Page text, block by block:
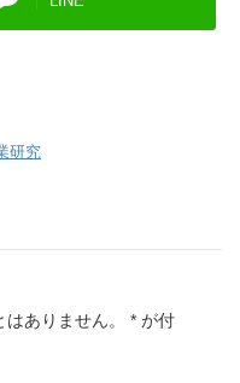
研究
ありません。 * が付